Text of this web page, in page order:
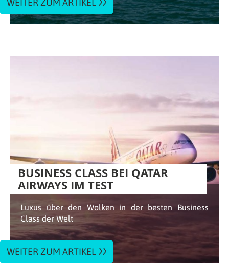
WEITER ZUM ARTIKEL
BUSINESS CLASS BEI QATAR
AIRWAYS IM TEST
Luxus über den Wolken in der besten Business
Class der Welt
WEITER ZUM ARTIKEL